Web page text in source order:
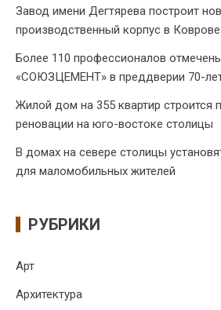
Завод имени Дегтярева построит
производственный корпус в Коврове
Более 110 профессионалов
«СОЮЗЦЕМЕНТ» в преддверии 70-
Жилой дом на 355 квартир строится
реновации на юго-востоке столицы
В домах на севере столицы
для маломобильных жителей
РУБРИКИ
Арт
Архитектура